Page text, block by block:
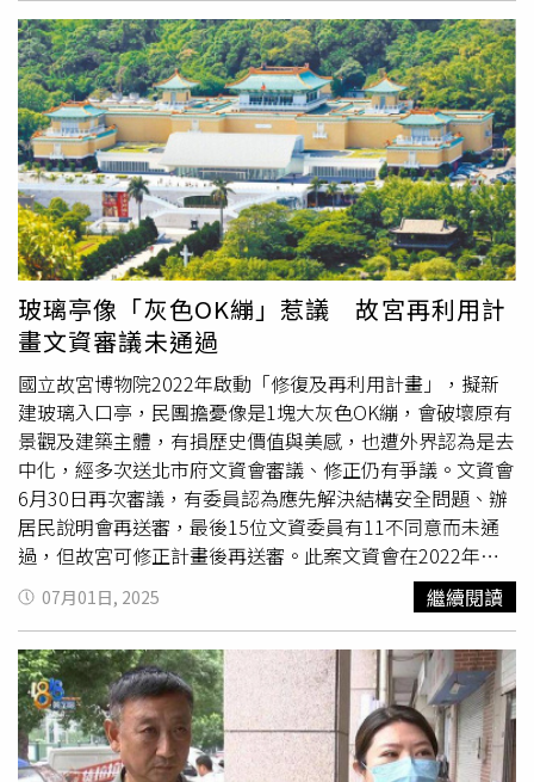
難以認定三星已盡舉證責任。​法院最終認為，「無法認定系
爭故障確係人為使用不慎所造成」，解釋上應認屬於「保固
期限內所發生自然性功能故障之範疇」。依據三星保固條
款，三星應負起免費維修之義務。​但從這起案例就可以注意
到，判決書明確記載，該名網友是2022年8月30日購買三星
的摺疊機，在保固期間內手機發生故障，但整起案件是一直
到2024年10月才民事勝訴，如假設該台手機是在2023年接
近8月時發生問題，那道判決出爐，中間至少歷經了1年以上
的時間，這時候就要問了「有多少人耗得起這個時間？」民
間維修只要一半的費用看到這，讀者也知道，只是一條排線
的故障，三星官方非得整組更換，維修費用更是高達1.7萬
元，可以說是十分昂貴，提告也至少要一年以上的時間。那
麼民間呢？《CTWANT》 實際詢問過有著20年以上手機維
修經驗、經手過上百台摺疊機維修的S先生，S先生表示，如
果判定是轉軸排線出問題的話，連工帶料的維修價格大概是
6至8千元。S先生也很坦誠地表示，這6至8千元的費用中，
其實轉軸排線的成本不到幾百元，當中有很多的價格是在
「維修的工錢上」。《CTWANT》也實際上淘寶查詢，的確
三星摺疊機的排線價格從人民幣9元至50多元不等。淘寶上
售賣的各種Fold系列的轉軸排線。（圖／翻攝自淘寶）S先
生解釋，三星摺疊機難修的點在於「複雜」，他們身為非官
方的民間業者，一開始為了研究摺疊機怎麼修，也真的收了
好幾台回來研究。單是為了「拆開」，一開始就弄壞很多
台。後來是由於經驗累積，再加上各種機器與顯微鏡的加持
下，他們才摸透維修的方式。但S先生當時也提到，身為原
廠的三星，理應有相對應的治具、工具來加速摺疊機的拆
卸，但S先生也不懂，身為民間的他們都有辦法拆開摺疊
充電邊使用手機會讓電池發熱並加速耗損，應盡量避免。蘋
果公司在官方「iPhone的重要安全資訊」頁面上也明確警
告，睡覺時若讓充電中的手機被棉被或枕頭覆蓋，會阻礙散
熱並增加過熱與損壞風險，甚至可能引發危險。官方建議，
充電時應讓iPhone、轉接頭及無線充電器保持通風，避免長
時間與皮膚接觸，並遠離熱源。
所、語言學研究所及音樂學研究所，近期校方預計於外牆及
屋頂施作防水工程，依《文資法》規定，公有建造物興建完
竣逾50年，所有或管理機關處分前，應先由主管機關評估文
化資產價值。北市文化局5月9日舉辦文化資產價值審查專案
小組會議，經委員會勘均認為「樂學館」具有文化資產價
值，一致建議指定為古蹟。委員會勘發現，各研究室對外設
有3面開窗的梯型凸窗，走廊側門上方有橢圓形與圓形開
窗，並有線腳裝飾，設計優美、做工精緻，具高度藝術價
值，此外建築外牆面磚、上下木拉窗、走廊圓窗與橢圓形木
窗、磨石子地坪、樓梯扶手，整體保存完整，極具日據同時
期營造特色。委員表示，樂學館與市定古蹟台大舊圖書館以
走廊相連，建築風格、細部、門窗及面磚材料皆為當時期建
物特色，內部及外觀多保留早期建築結構及樣貌，表現日據
中期西式營造技術流派特色，具稀少性不易再現。文資會昨
審議結果由主席、台北市副市長林奕華宣讀，18位出席委員
投票，2人不同意、16人同意指定「樂學館」為台北市定古
蹟，後續將由所有權人提送修復計畫送文化局審查。
玻璃亭像「灰色OK繃」惹議 故宮再利用計
畫文資審議未通過
國立故宮博物院2022年啟動「修復及再利用計畫」，擬新
建玻璃入口亭，民團擔憂像是1塊大灰色OK繃，會破壞原有
景觀及建築主體，有損歷史價值與美感，也遭外界認為是去
中化，經多次送北市府文資會審議、修正仍有爭議。文資會
6月30日再次審議，有委員認為應先解決結構安全問題、辦
居民說明會再送審，最後15位文資委員有11不同意而未通
過，但故宮可修正計畫後再送審。此案文資會在2022年首
度審查，決議不同意通過但得修正後再送審，故宮陸續在
2024年10月、今年5月及6月陸續檢
正計畫。負責設計
的宗邁建築師事務所昨說明，故宮主體建築損壞老化、結構
不符當今耐震強度，利用2樓閒置空間設置新入口玻璃亭，
優化空間動線，還能引入自然光照入地下1、2樓，羅浮宮近
年有新增入口，美國大都會博物館更擴建15次，英國大英博
物館也有增建，但故宮卻停留在2007年。有民團認為，玻
07月01日, 2025 繼續閱讀